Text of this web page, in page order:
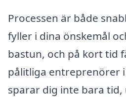
Processen är både
fyller i dina önskemål
bastun, och på kort tid
pålitliga entreprenörer
sparar dig inte bara